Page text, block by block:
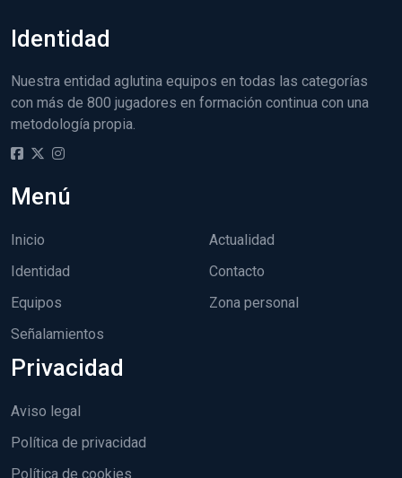
Identidad
Nuestra entidad aglutina equipos en todas las categorías
con más de 800 jugadores en formación continua con una
metodología propia.
Menú
Inicio
Identidad
Equipos
Señalamientos
Actualidad
Contacto
Zona personal
Privacidad
Aviso legal
Política de privacidad
Política de cookies